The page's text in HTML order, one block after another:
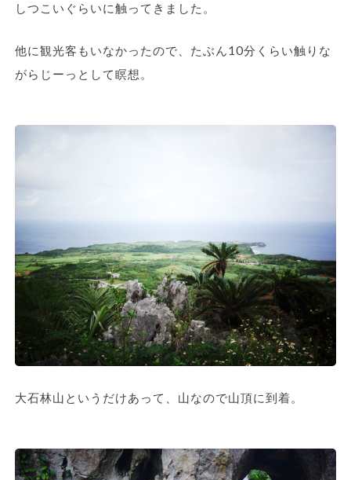
しつこいぐらいに触ってきました。
他に観光客もいなかったので、たぶん10分くらい触りな
がらじーっとして瞑想。
大石林山というだけあって、山なので山頂に到着。